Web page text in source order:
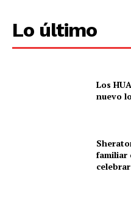
Lo último
Los
nuevo
familiar